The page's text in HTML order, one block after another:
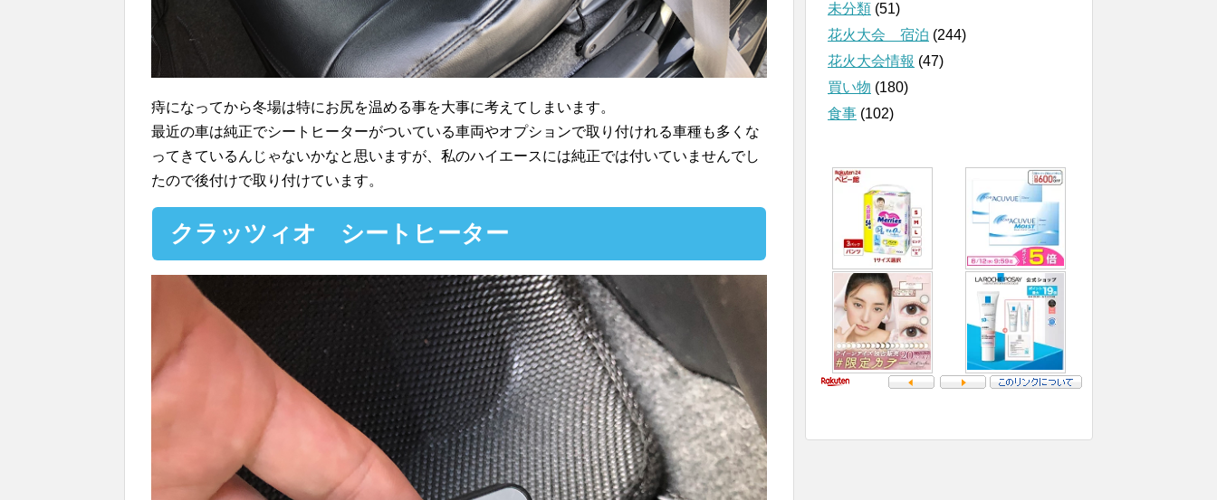
痔になってから冬場は特にお尻を温める事を大事に考えてしまいます。
最近の車は純正でシートヒーターがついている車両やオプションで取り付けれる車種も多くな
ってきているんじゃないかなと思いますが、私のハイエースには純正では付いていませんでし
たので後付けで取り付けています。
クラッツィオ シートヒーター
未分類 (51)
花火大会 宿泊 (244)
花火大会情報 (47)
買い物 (180)
食事 (102)